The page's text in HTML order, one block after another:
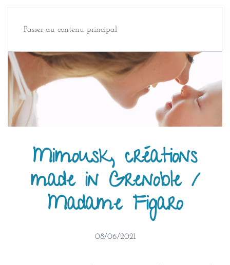
Passer au contenu principal
Mimousk, créations
made in Grenoble /
Madame Figaro
08/06/2021